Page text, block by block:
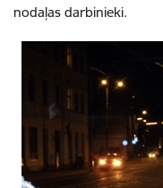
nodaļas darbinieki.